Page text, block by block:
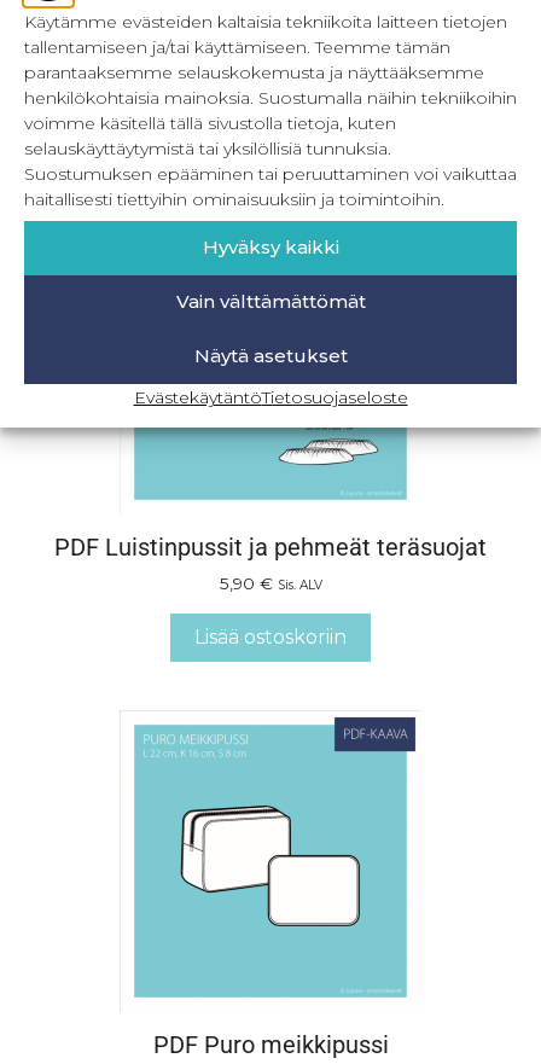
Käytämme evästeiden kaltaisia tekniikoita laitteen tietojen
tallentamiseen ja/tai käyttämiseen. Teemme tämän
parantaaksemme selauskokemusta ja näyttääksemme
henkilökohtaisia mainoksia. Suostumalla näihin tekniikoihin
voimme käsitellä tällä sivustolla tietoja, kuten
selauskäyttäytymistä tai yksilöllisiä tunnuksia.
Suostumuksen epääminen tai peruuttaminen voi vaikuttaa
haitallisesti tiettyihin ominaisuuksiin ja toimintoihin.
Hyväksy kaikki
Vain välttämättömät
Näytä asetukset
EvästekäytäntöTietosuojaseloste
PDF Hiusdonitsi
Lisää ostoskoriin
PDF Luistinpussit ja pehmeät teräsuojat
5,90 € Sis. ALV
Lisää ostoskoriin
PDF Puro meikkipussi